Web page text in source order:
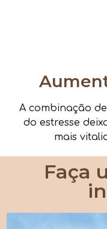
A combinação
do estresse
mais
Faça